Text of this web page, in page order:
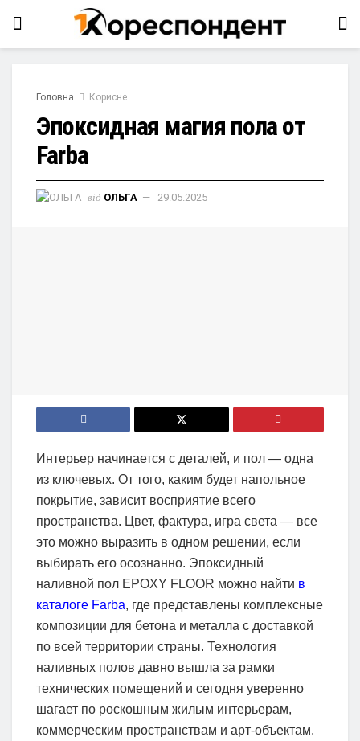
Головна Корисне
Эпоксидная магия пола от
Farba
від ОЛЬГА 29.05.2025
Интерьер начинается с деталей, и пол — одна
из ключевых. От того, каким будет напольное
покрытие, зависит восприятие всего
пространства. Цвет, фактура, игра света — все
это можно выразить в одном решении, если
выбирать его осознанно. Эпоксидный
наливной пол EPOXY FLOOR можно найти в
каталоге Farba, где представлены комплексные
композиции для бетона и металла с доставкой
по всей территории страны. Технология
наливных полов давно вышла за рамки
технических помещений и сегодня уверенно
шагает по роскошным жилым интерьерам,
коммерческим пространствам и арт-объектам.